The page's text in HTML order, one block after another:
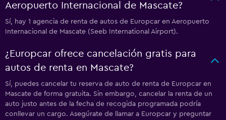
Aeropuerto Internacional de Mascate?
Sí, hay 1 agencia de renta de autos de Europcar en Aeropuerto
Internacional de Mascate (Seeb International Airport).
¿Europcar ofrece cancelación gratis para
autos de renta en Mascate?
Sí, puedes cancelar tu reserva de auto de renta de Europcar en
Mascate de forma gratuita. Sin embargo, cancelar la renta de un
auto justo antes de la fecha de recogida programada podría
conllevar un cargo. Asegúrate de llamar a Europcar y preguntar